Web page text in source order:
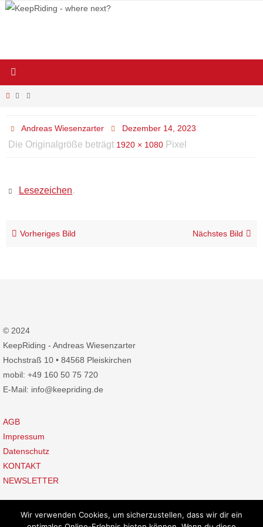
Zum
Start
Andreas Wiesenzarter Dezember 14, 2023
Die Originalgröße beträgt 1920 × 1080 Pixel
Lesezeichen.
Vorheriges Bild Nächstes Bild
© 2024
KeepRiding - Andreas Wiesenzarter
Hochstraß 10 • 84568 Pleiskirchen
mobil: +49 160 50 75 720
E-Mail: info@keepriding.de
AGB
Impressum
Datenschutz
KONTAKT
NEWSLETTER
Wir verwenden Cookies, um sicherzustellen, dass wir dir ein